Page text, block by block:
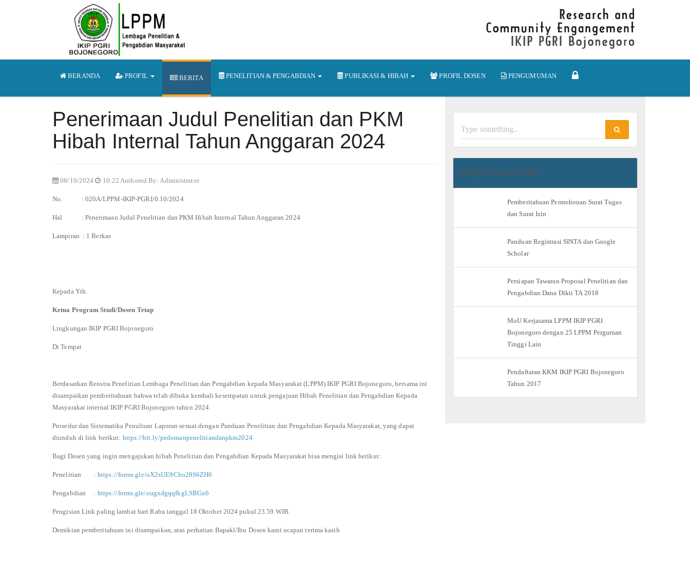
BERANDA PROFIL BERITA PENELITIAN & PENGABDIAN PUBLIKASI & HIBAH PROFIL DOSEN PENGUMUMAN
Penerimaan Judul Penelitian dan PKM
Hibah Internal Tahun Anggaran 2024
08/10/2024 10:22 Authored By: Administrator
No. : 020A/LPPM-IKIP-PGRI/0.10/2024
Hal : Penerimaan Judul Penelitian dan PKM Hibah Internal Tahun Anggaran 2024
Lampiran : 1 Berkas
Kepada Yth.
Ketua Program Studi/Dosen Tetap
Lingkungan IKIP PGRI Bojonegoro
Di Tempat
Berdasarkan Renstra Penelitian Lembaga Penelitian dan Pengabdian kepada Masyarakat (LPPM) IKIP PGRI Bojonegoro, bersama ini
disampaikan pemberitahuan bahwa telah dibuka kembali kesempatan untuk pengajuan Hibah Penelitian dan Pengabdian Kepada
Masyarakat internal IKIP PGRI Bojonegoro tahun 2024.
Prosedur dan Sistematika Penulisan Laporan sesuai dengan Panduan Penelitian dan Pengabdian Kepada Masyarakat, yang dapat
diunduh di link berikut: https://bit.ly/pedomanpenelitiandanpkm2024
Bagi Dosen yang ingin mengajukan hibah Penelitian dan Pengabdian Kepada Masyarakat bisa mengisi link berikut:
Penelitian : https://forms.gle/oX2sUE9Cbo28S6ZH6
Pengabdian : https://forms.gle/ougxdgqqfkgLSBGx6
Pengisian Link paling lambat hari Rabu tanggal 18 Oktober 2024 pukul 23.59 WIB.
Demikian pemberitahuan ini disampaikan, atas perhatian Bapakl/Ibu Dosen kami ucapan terima kasih
POPULAR NEWS
Pemberitahuan Permohonan Surat Tugas
dan Surat Izin
Panduan Registrasi SINTA dan Google
Scholar
Persiapan Tawaran Proposal Penelitian dan
Pengabdian Dana Dikti TA 2018
MoU Kerjasama LPPM IKIP PGRI
Bojonegoro dengan 25 LPPM Perguruan
Tinggi Lain
Pendaftaran KKM IKIP PGRI Bojonegoro
Tahun 2017